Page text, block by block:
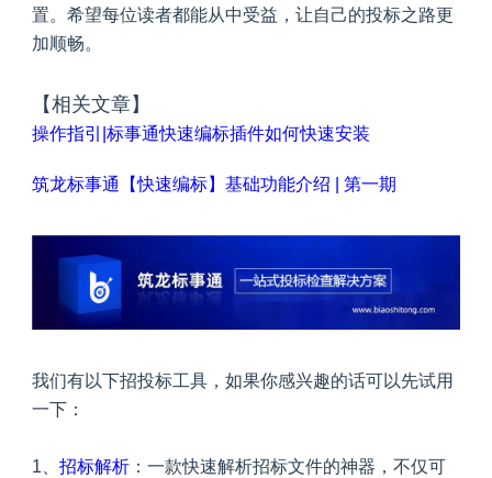
置。希望每位读者都能从中受益，让自己的投标之路更
加顺畅。
【相关文章】
操作指引|标事通快速编标插件如何快速安装
筑龙标事通【快速编标】基础功能介绍 | 第一期
我们有以下招投标工具，如果你感兴趣的话可以先试用
一下：
1、 招标解析：一款快速解析招标文件的神器，不仅可